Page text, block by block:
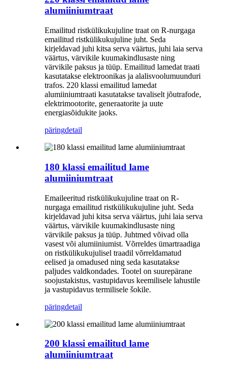
alumiiniumtraat
Emailitud ristkülikukujuline traat on R-nurgaga
emailitud ristkülikukujuline juht. Seda
kirjeldavad juhi kitsa serva väärtus, juhi laia serva
väärtus, värvikile kuumakindlusaste ning
värvikile paksus ja tüüp. Emailitud lamedat traati
kasutatakse elektroonikas ja alalisvoolumuunduri
trafos. 220 klassi emailitud lamedat
alumiiniumtraati kasutatakse tavaliselt jõutrafode,
elektrimootorite, generaatorite ja uute
energiasõidukite jaoks.
päringdetail
180 klassi emailitud lame
alumiiniumtraat
Emaileeritud ristkülikukujuline traat on R-
nurgaga emailitud ristkülikukujuline juht. Seda
kirjeldavad juhi kitsa serva väärtus, juhi laia serva
väärtus, värvikile kuumakindlusaste ning
värvikile paksus ja tüüp. Juhtmed võivad olla
vasest või alumiiniumist. Võrreldes ümartraadiga
on ristkülikukujulisel traadil võrreldamatud
eelised ja omadused ning seda kasutatakse
paljudes valdkondades. Tootel on suurepärane
soojustakistus, vastupidavus keemilisele lahustile
ja vastupidavus termilisele šokile.
päringdetail
200 klassi emailitud lame
alumiiniumtraat